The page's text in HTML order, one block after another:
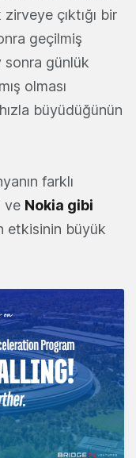
çıktığı bir
geçilmiş
sonra günlük
olması
büyüdüğünün
farklı
ve Nokia gibi
etkisinin büyük